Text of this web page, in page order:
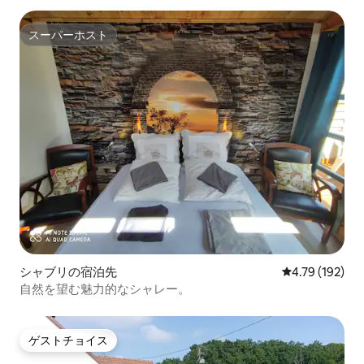
スーパーホスト
スーパーホスト
シャブリの宿泊先 レビュー192
4.79 (192)
自然を望む魅力的なシャレー。
ゲストチョイス
ゲストチョイス